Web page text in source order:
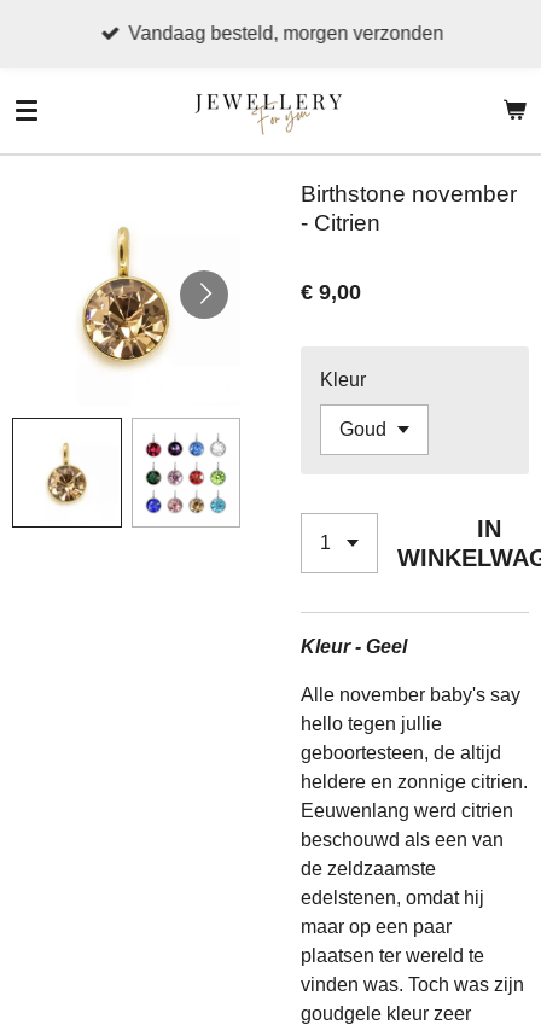
de
Vandaag besteld, morgen verzonden
Birthstone november
- Citrien
€ 9,00
Kleur
IN
Kleur - Geel
Alle november baby's say
hello tegen jullie
geboortesteen, de altijd
heldere en zonnige citrien.
Eeuwenlang werd citrien
beschouwd als een van
de zeldzaamste
edelstenen, omdat hij
maar op een paar
plaatsen ter wereld te
vinden was. Toch was zijn
goudgele kleur zeer